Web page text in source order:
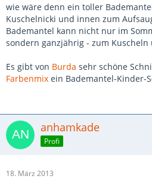
wie wäre denn ein toller
Kuschelnicki und innen zum
Bademantel kann nicht nur im
sondern ganzjährig - zum Kuscheln
Es gibt von Burda sehr schöne
Farbenmix ein Bademantel-Kinder-
anhamkade
Profi
18. März 2013